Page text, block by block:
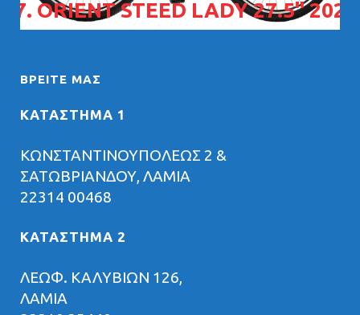
07. ORIENT STEED LADY 27.5" 2026
ΒΡΕΊΤΕ ΜΑΣ
ΚΑΤΑΣΤΗΜΑ 1
ΚΩΝΣΤΑΝΤΙΝΟΥΠΟΛΕΩΣ 2 &
ΣΑΤΩΒΡΙΑΝΔΟΥ, ΛΑΜΙΑ
22314 00468
ΚΑΤΑΣΤΗΜΑ 2
ΛΕΩΦ. ΚΑΛΥΒΙΩΝ 126,
ΛΑΜΙΑ